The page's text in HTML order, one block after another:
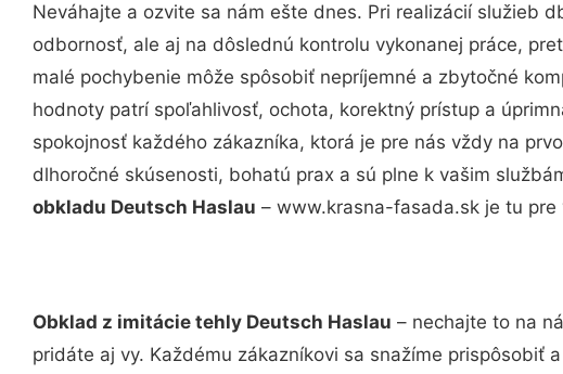
Neváhajte a ozvite sa nám ešte dnes. Pri realizácií služieb
odbornosť, ale aj na dôslednú kontrolu vykonanej práce,
malé pochybenie môže spôsobiť nepríjemné a zbytočné
hodnoty patrí spoľahlivosť, ochota, korektný prístup a
spokojnosť každého zákazníka, ktorá je pre nás vždy na
dlhoročné skúsenosti, bohatú prax a sú plne k vašim
obkladu Deutsch Haslau – www.krasna-fasada.sk je tu pre
Obklad z imitácie tehly Deutsch Haslau – nechajte to na
pridáte aj vy. Každému zákazníkovi sa snažíme prispôsobiť